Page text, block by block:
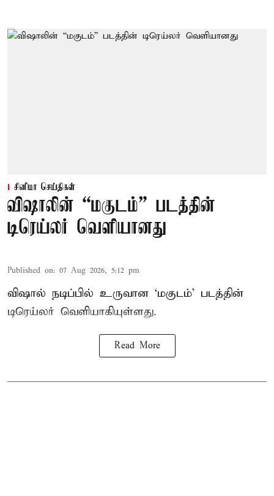
சினிமா செய்திகள்
விஷாலின் “மகுடம்” படத்தின்
டிரெய்லர் வெளியானது
Published on: 07 Aug 2026, 5:12 pm
விஷால் நடிப்பில் உருவான ‘மகுடம்’ படத்தின்
டிரெய்லர் வெளியாகியுள்ளது.
Read More